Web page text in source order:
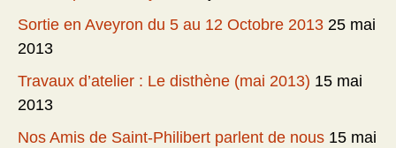
Sortie en Aveyron du 5 au 12 Octobre 2013 25 mai
2013
Travaux d’atelier : Le disthène (mai 2013) 15 mai
2013
Nos Amis de Saint-Philibert parlent de nous 15 mai